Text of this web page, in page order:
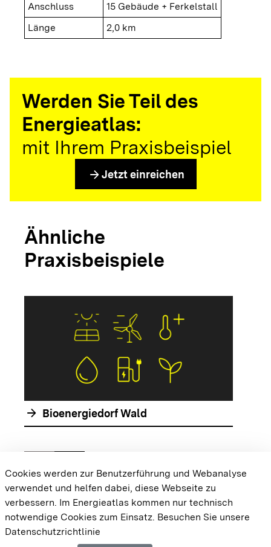
Anschluss
15 Gebäude + Ferkelstall
Länge
2,0 km
Werden Sie Teil des
Energieatlas:
mit Ihrem Praxisbeispiel
arrow_forward Jetzt einreichen
Ähnliche
Praxisbeispiele
arrow_forward Bioenergiedorf Wald
Zur vorhergehenden Folie springen
chevron_rightZur nächsten Folie springen
{{#displayPraxisbeispielMap}} {{{body}}}
{{/displayPraxisbeispielMap}}
Cookie-EinstellungenBarrierefreiheit
Cookies werden zur Benutzerführung und Webanalyse
verwendet und helfen dabei, diese Webseite zu
verbessern. Im Energieatlas kommen nur technisch
notwendige Cookies zum Einsatz. Besuchen Sie unsere
Datenschutzrichtlinie